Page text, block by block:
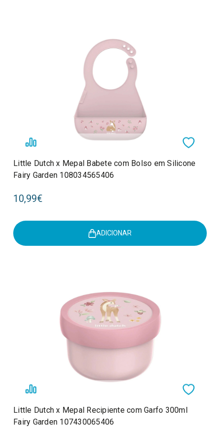
Little Dutch x Mepal Babete com Bolso em Silicone
Fairy Garden 108034565406
10,99€
ADICIONAR
Little Dutch x Mepal Recipiente com Garfo 300ml
Fairy Garden 107430065406